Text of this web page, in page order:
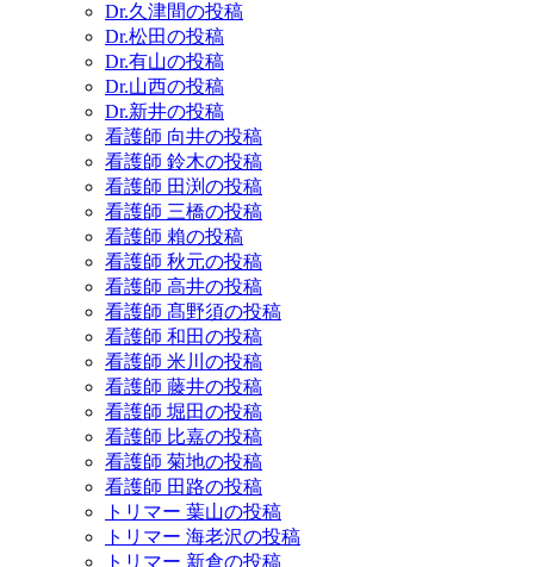
Dr.久津間の投稿
Dr.松田の投稿
Dr.有山の投稿
Dr.山西の投稿
Dr.新井の投稿
看護師 向井の投稿
看護師 鈴木の投稿
看護師 田渕の投稿
看護師 三橋の投稿
看護師 賴の投稿
看護師 秋元の投稿
看護師 高井の投稿
看護師 髙野須の投稿
看護師 和田の投稿
看護師 米川の投稿
看護師 藤井の投稿
看護師 堀田の投稿
看護師 比嘉の投稿
看護師 菊地の投稿
看護師 田路の投稿
トリマー 葉山の投稿
トリマー 海老沢の投稿
トリマー 新倉の投稿